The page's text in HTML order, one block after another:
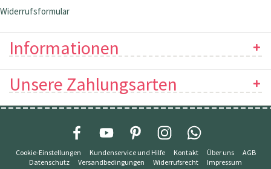
Widerrufsformular
Informationen
Unsere Zahlungsarten
Cookie-Einstellungen Kundenservice und Hilfe Kontakt Über uns
AGB
Datenschutz
Versandbedingungen Widerrufsrecht Impressum